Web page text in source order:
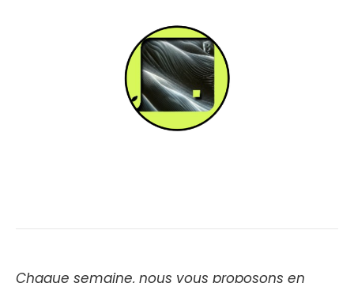
Chaque semaine, nous vous proposons en